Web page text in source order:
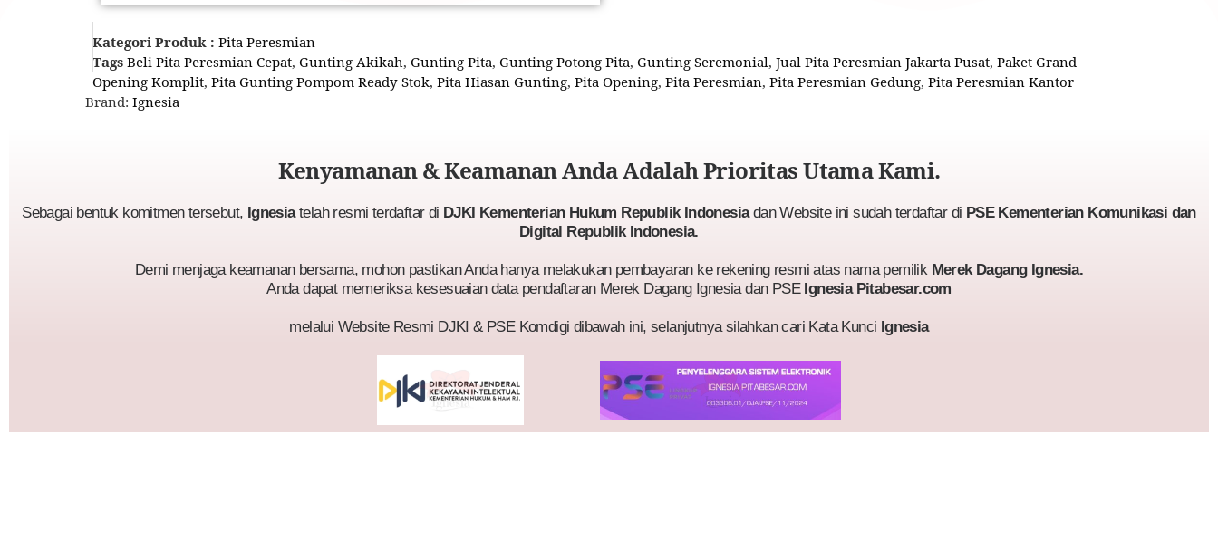
Kategori Produk : Pita Peresmian
Tags Beli Pita Peresmian Cepat, Gunting Akikah, Gunting Pita, Gunting Potong Pita, Gunting Seremonial, Jual Pita Peresmian Jakarta Pusat, Paket Grand
Opening Komplit, Pita Gunting Pompom Ready Stok, Pita Hiasan Gunting, Pita Opening, Pita Peresmian, Pita Peresmian Gedung, Pita Peresmian Kantor
Brand: Ignesia
Kenyamanan & Keamanan Anda Adalah Prioritas Utama Kami.
Sebagai bentuk komitmen tersebut, Ignesiatelah resmi terdaftar di DJKI Kementerian Hukum Republik Indonesiadan Website ini sudah terdaftar di PSE Kementerian Komunikasi dan
Digital Republik Indonesia.
Demi menjaga keamanan bersama, mohon pastikan Anda hanya melakukan pembayaran ke rekening resmi atas nama pemilik Merek Dagang Ignesia.
Anda dapat memeriksa kesesuaian data pendaftaran Merek Dagang Ignesia dan PSE Ignesia Pitabesar.com
melalui Website Resmi DJKI & PSE Komdigi dibawah ini, selanjutnya silahkan cari Kata Kunci Ignesia